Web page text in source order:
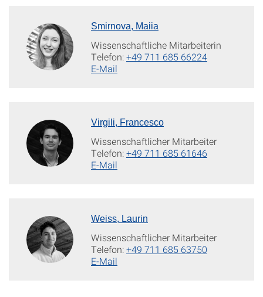
Smirnova, Maiia
Wissenschaftliche Mitarbeiterin
Telefon:+49 711 685 66224
E-Mail
Virgili, Francesco
Wissenschaftlicher Mitarbeiter
Telefon:+49 711 685 61646
E-Mail
Weiss, Laurin
Wissenschaftlicher Mitarbeiter
Telefon:+49 711 685 63750
E-Mail